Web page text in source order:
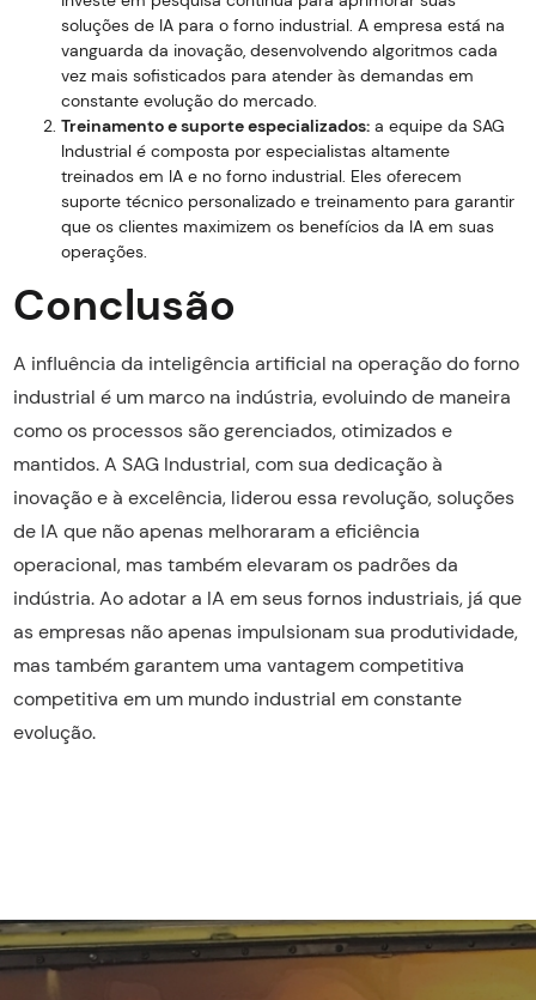
soluções de IA para o forno industrial. A empresa está na
vanguarda da inovação, desenvolvendo algoritmos cada
vez mais sofisticados para atender às demandas em
constante evolução do mercado.
Treinamento e suporte especializados:a equipe da SAG
Industrial é composta por especialistas altamente
treinados em IA e no forno industrial. Eles oferecem
suporte técnico personalizado e treinamento para garantir
que os clientes maximizem os benefícios da IA em suas
operações.
Conclusão
A influência da inteligência artificial na operação do forno
industrial é um marco na indústria, evoluindo de maneira
como os processos são gerenciados, otimizados e
mantidos. A SAG Industrial, com sua dedicação à
inovação e à excelência, liderou essa revolução, soluções
de IA que não apenas melhoraram a eficiência
operacional, mas também elevaram os padrões da
indústria. Ao adotar a IA em seus fornos industriais, já que
as empresas não apenas impulsionam sua produtividade,
mas também garantem uma vantagem competitiva
competitiva em um mundo industrial em constante
evolução.